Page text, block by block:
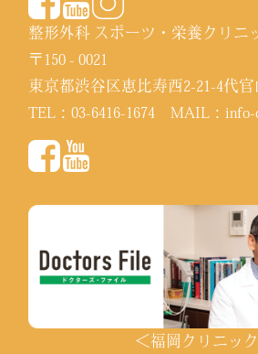
整形外科 スポーツ・栄養クリニ
〒150 - 0021
東京都渋谷区恵比寿西2-21-4代
TEL：03-6416-1674 MAIL：info-
＜福岡クリニッ